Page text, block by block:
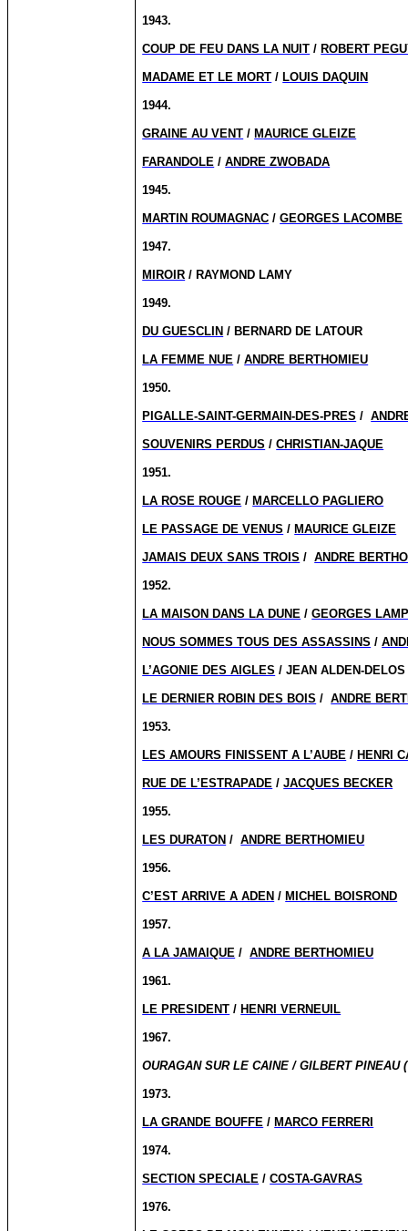
1943.
COUP DE FEU DANS LA NUIT / ROBERT
MADAME ET LE MORT / LOUIS DAQUIN
1944.
GRAINE AU VENT / MAURICE GLEIZE
FARANDOLE /ANDRE ZWOBADA
1945.
MARTIN ROUMAGNAC /GEORGES LACOMBE
1947.
MIROIR / RAYMOND LAMY
1949.
DU GUESCLIN / BERNARD DE LATOUR
LA FEMME NUE /ANDRE BERTHOMIEU
1950.
PIGALLE-SAINT-GERMAIN-DES-PRES /
SOUVENIRS PERDUS /CHRISTIAN-JAQUE
1951.
LA ROSE ROUGE / MARCELLO PAGLIERO
LE PASSAGE DE VENUS / MAURICE GLEIZE
JAMAIS DEUX SANS TROIS / ANDRE
1952.
LA MAISON DANS LA DUNE /GEORGES
NOUS SOMMES TOUS DES ASSASSINS /
L’AGONIE DES AIGLES / JEAN ALDEN-DELOS
LE DERNIER ROBIN DES BOIS / ANDRE
1953.
LES AMOURS FINISSENT A L’AUBE / HENRI
RUE DE L’ESTRAPADE /JACQUES BECKER
1955.
LES DURATON / ANDRE BERTHOMIEU
1956.
C’EST ARRIVE A ADEN / MICHEL BOISROND
1957.
A LA JAMAIQUE / ANDRE BERTHOMIEU
1961.
LE PRESIDENT / HENRI VERNEUIL
1967.
OURAGAN SUR LE CAINE / GILBERT PINEAU
1973.
LA GRANDE BOUFFE / MARCO FERRERI
1974.
SECTION SPECIALE /COSTA-GAVRAS
1976.